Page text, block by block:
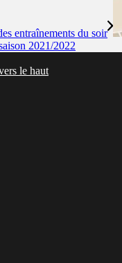
entraînements du soir
2021/2022
le haut